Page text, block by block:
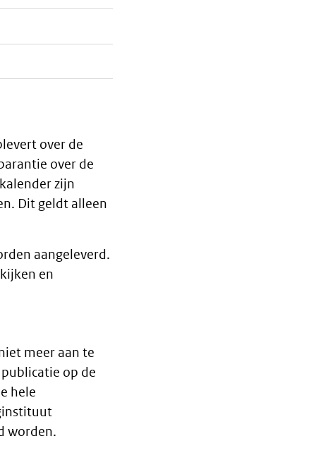
over de
over de
zijn
Dit geldt alleen
aangeleverd.
en
meer aan te
op de
hele
worden.